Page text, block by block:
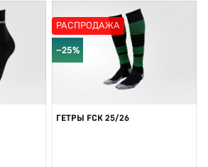
РАСПРОДАЖА
−25%
ГЕТРЫ FCK 25/26